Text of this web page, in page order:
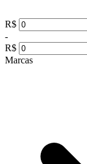
R$
-
R$
Marcas